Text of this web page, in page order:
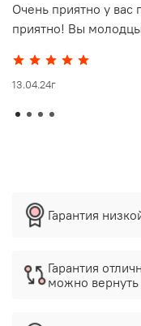
Очень приятно у вас
приятно! Вы
13.04.24г
Гарантия
Гарантия
можно вернуть